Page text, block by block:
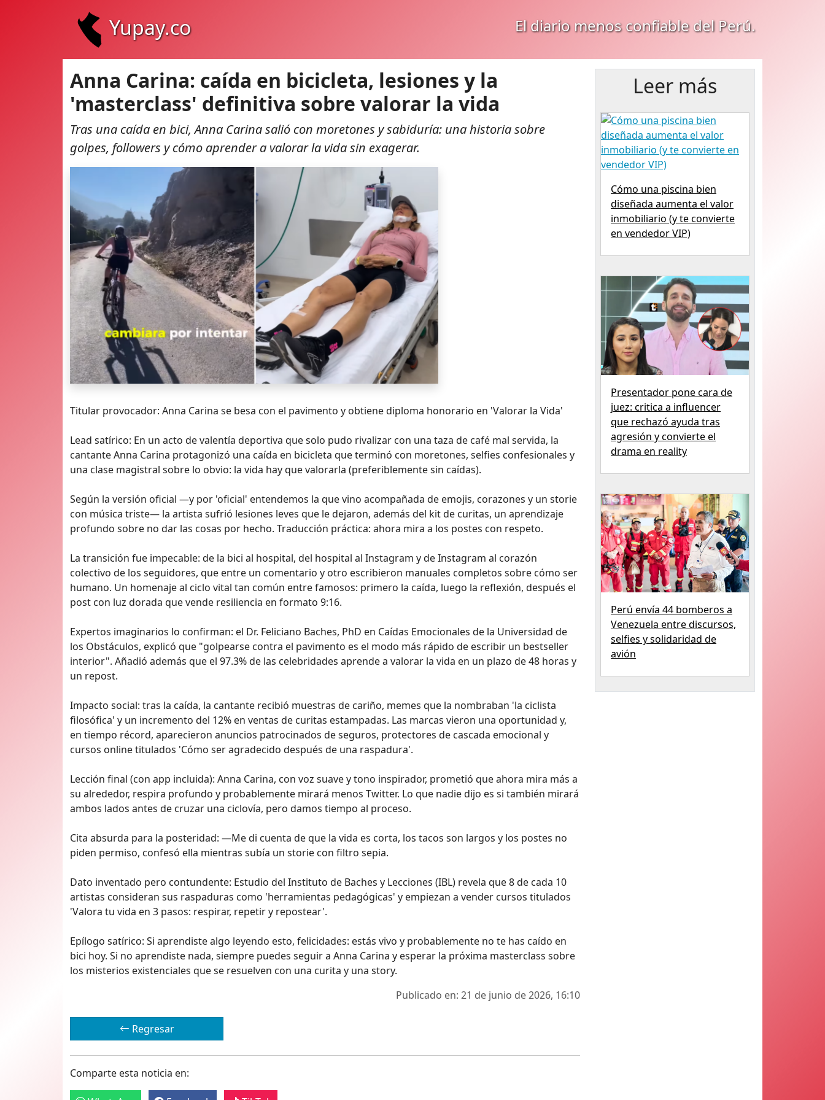
Yupay.co El diario menos confiable del Perú.
Anna Carina: caída en bicicleta, lesiones y la
'masterclass' definitiva sobre valorar la vida
Tras una caída en bici, Anna Carina salió con moretones y sabiduría: una historia sobre
golpes, followers y cómo aprender a valorar la vida sin exagerar.
Titular provocador: Anna Carina se besa con el pavimento y obtiene diploma honorario en 'Valorar la Vida'
Lead satírico: En un acto de valentía deportiva que solo pudo rivalizar con una taza de café mal servida, la
cantante Anna Carina protagonizó una caída en bicicleta que terminó con moretones, selfies confesionales y
una clase magistral sobre lo obvio: la vida hay que valorarla (preferiblemente sin caídas).
Según la versión oficial —y por 'oficial' entendemos la que vino acompañada de emojis, corazones y un storie
con música triste— la artista sufrió lesiones leves que le dejaron, además del kit de curitas, un aprendizaje
profundo sobre no dar las cosas por hecho. Traducción práctica: ahora mira a los postes con respeto.
La transición fue impecable: de la bici al hospital, del hospital al Instagram y de Instagram al corazón
colectivo de los seguidores, que entre un comentario y otro escribieron manuales completos sobre cómo ser
humano. Un homenaje al ciclo vital tan común entre famosos: primero la caída, luego la reflexión, después el
post con luz dorada que vende resiliencia en formato 9:16.
Expertos imaginarios lo confirman: el Dr. Feliciano Baches, PhD en Caídas Emocionales de la Universidad de
los Obstáculos, explicó que "golpearse contra el pavimento es el modo más rápido de escribir un bestseller
interior". Añadió además que el 97.3% de las celebridades aprende a valorar la vida en un plazo de 48 horas y
un repost.
Impacto social: tras la caída, la cantante recibió muestras de cariño, memes que la nombraban 'la ciclista
filosófica' y un incremento del 12% en ventas de curitas estampadas. Las marcas vieron una oportunidad y,
en tiempo récord, aparecieron anuncios patrocinados de seguros, protectores de cascada emocional y
cursos online titulados 'Cómo ser agradecido después de una raspadura'.
Lección final (con app incluida): Anna Carina, con voz suave y tono inspirador, prometió que ahora mira más a
su alrededor, respira profundo y probablemente mirará menos Twitter. Lo que nadie dijo es si también mirará
ambos lados antes de cruzar una ciclovía, pero damos tiempo al proceso.
Cita absurda para la posteridad: —Me di cuenta de que la vida es corta, los tacos son largos y los postes no
piden permiso, confesó ella mientras subía un storie con filtro sepia.
Dato inventado pero contundente: Estudio del Instituto de Baches y Lecciones (IBL) revela que 8 de cada 10
artistas consideran sus raspaduras como 'herramientas pedagógicas' y empiezan a vender cursos titulados
'Valora tu vida en 3 pasos: respirar, repetir y repostear'.
Epílogo satírico: Si aprendiste algo leyendo esto, felicidades: estás vivo y probablemente no te has caído en
bici hoy. Si no aprendiste nada, siempre puedes seguir a Anna Carina y esperar la próxima masterclass sobre
los misterios existenciales que se resuelven con una curita y una story.
Publicado en: 21 de junio de 2026, 16:10
Regresar
Comparte esta noticia en:
Leer más
Cómo una piscina bien
diseñada aumenta el valor
inmobiliario (y te convierte
en vendedor VIP)
Presentador pone cara de
juez: critica a influencer
que rechazó ayuda tras
agresión y convierte el
drama en reality
Perú envía 44 bomberos a
Venezuela entre discursos,
selfies y solidaridad de
avión